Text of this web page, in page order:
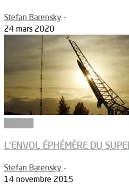
Stefan Barensky -
24 mars 2020
L’ENVOL ÉPHÉMÈRE DU
Stefan Barensky -
14 novembre 2015